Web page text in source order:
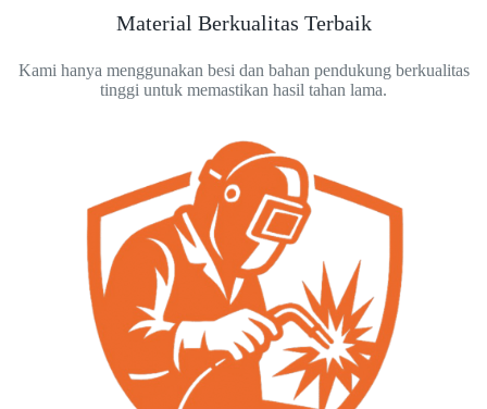
Material Berkualitas Terbaik
Kami hanya menggunakan besi dan bahan pendukung berkualitas
tinggi untuk memastikan hasil tahan lama.